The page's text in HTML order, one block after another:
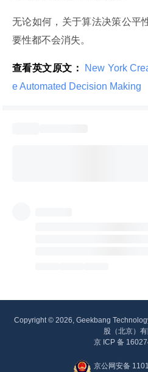
无论如何，关于算法决策公平
要性都不会消失。
查看英文原文：
New York
e Automated Decision Making
Copyright © 2026, Geekbang
股（北京）有
京 ICP 备
京公网安备